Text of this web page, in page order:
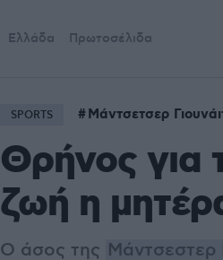
Ελλάδα Πρωτοσέλιδα
SPORTS Μάντσετσερ
Θρήνος για
ζωή η
Ο άσος της Μάντσεστερ